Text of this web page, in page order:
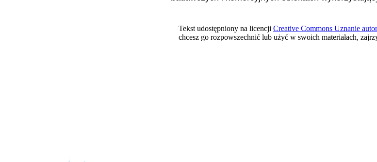
Tekst udostępniony na licencji Creative Commons Uznanie
chcesz go rozpowszechnić lub użyć w swoich materiałach,